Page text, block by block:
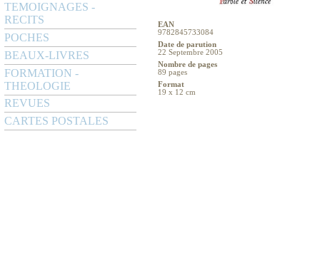
TEMOIGNAGES -
RECITS
POCHES
BEAUX-LIVRES
FORMATION -
THEOLOGIE
REVUES
CARTES POSTALES
EAN
9782845733084
Date de parution
22 Septembre 2005
Nombre de pages
89 pages
Format
19 x 12 cm